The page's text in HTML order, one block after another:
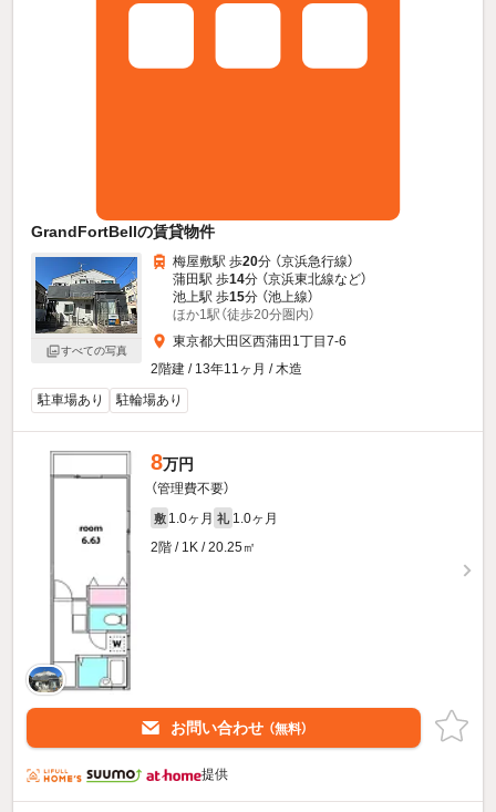
GrandFortBellの賃貸物件
すべての写真
梅屋敷駅 歩20分 （京浜急行線）
蒲田駅 歩14分 （京浜東北線など）
池上駅 歩15分 （池上線）
ほか1駅（徒歩20分圏内）
東京都大田区西蒲田1丁目7-6
2階建 / 13年11ヶ月 / 木造
駐車場あり
駐輪場あり
8万円
（管理費不要）
敷 1.0ヶ月 礼 1.0ヶ月
2階 / 1K / 20.25㎡
お問い合わせ （無料）
提供